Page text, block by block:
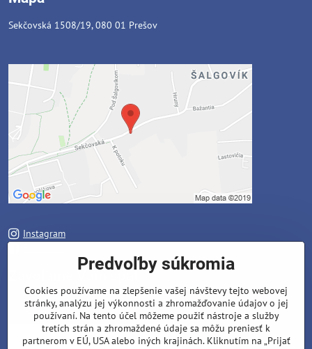
Sekčovská 1508/19, 080 01 Prešov
Instagram
Váš telefón*
Predvoľby súkromia
Cookies používame na zlepšenie vašej návštevy tejto webovej
stránky, analýzu jej výkonnosti a zhromažďovanie údajov o jej
používaní. Na tento účel môžeme použiť nástroje a služby
tretích strán a zhromaždené údaje sa môžu preniesť k
partnerom v EÚ, USA alebo iných krajinách. Kliknutím na „Prijať